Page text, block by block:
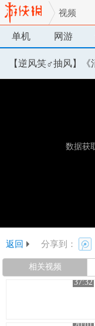
视频
单机 网游
返回 分享到：
相关视频
37:32